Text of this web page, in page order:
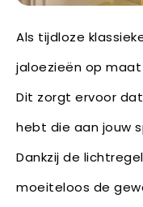
Als tijdloze
jaloezieën op
Dit zorgt ervoor
hebt die aan jouw
Dankzij de
moeiteloos de